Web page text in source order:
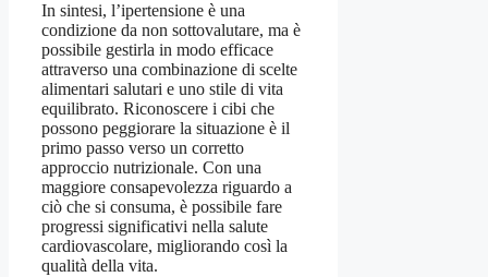
In sintesi, l’ipertensione è una
condizione da non sottovalutare, ma è
possibile gestirla in modo efficace
attraverso una combinazione di scelte
alimentari salutari e uno stile di vita
equilibrato. Riconoscere i cibi che
possono peggiorare la situazione è il
primo passo verso un corretto
approccio nutrizionale. Con una
maggiore consapevolezza riguardo a
ciò che si consuma, è possibile fare
progressi significativi nella salute
cardiovascolare, migliorando così la
qualità della vita.